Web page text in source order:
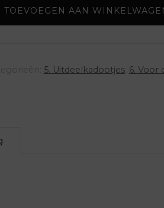
TOEVOEGEN AAN
5. Uitdeelkadootjes, 6. Voor